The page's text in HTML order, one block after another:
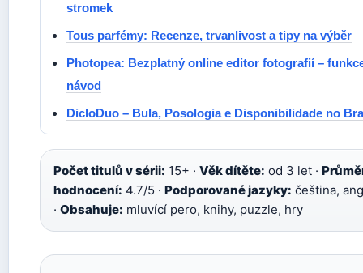
stromek
Tous parfémy: Recenze, trvanlivost a tipy na výběr
Photopea: Bezplatný online editor fotografií –
návod
DicloDuo – Bula, Posologia e Disponibilidade no
Počet titulů v sérii: 15+ · Věk dítěte: od 3 let ·
hodnocení: 4.7/5 · Podporované jazyky: čeština,
· Obsahuje: mluvící pero, knihy, puzzle, hry